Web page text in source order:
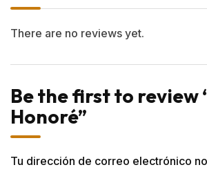
There are no reviews yet.
Be the first to review
Honoré”
Tu dirección de correo electrónico